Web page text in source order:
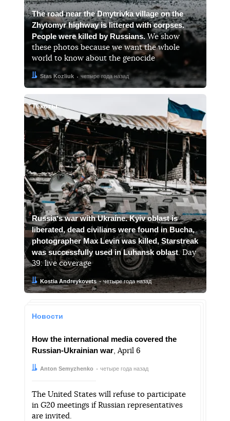
The road near the Dmytrivka village on the
Zhytomyr highway is littered with corpses.
People were killed by Russians.We show
these photos because we want the whole
world to know about the genocide
Автор:
Stas Kozliuk
Дата: четыре года назад
Тексты
Russiaʼs war with Ukraine. Kyiv oblast is
liberated, dead civilians were found in Bucha,
photographer Max Levin was killed, Starstreak
was successfully used in Luhansk oblast. Day
39: live coverage
Автор:
Kostia Andreykovets
Дата: четыре года назад
Новости
How the international media covered the
Russian-Ukrainian war, April 6
Автор:Anton Semyzhenko
Дата: четыре года назад
The United States will refuse to participate
in G20 meetings if Russian representatives
are invited.